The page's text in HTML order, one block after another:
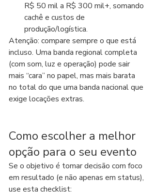
R$ 50 mil a R$ 300 mil+, somando
cachê e custos de
produção/logística.
Atenção: compare sempre o que está
incluso. Uma banda regional completa
(com som, luz e operação) pode sair
mais “cara” no papel, mas mais barata
no total do que uma banda nacional que
exige locações extras.
Como escolher a melhor
opção para o seu evento
Se o objetivo é tomar decisão com foco
em resultado (e não apenas em status),
use esta checklist: